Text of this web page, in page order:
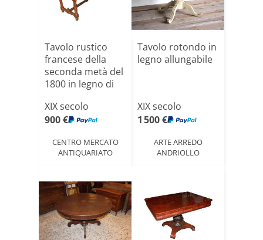
Tavolo rustico
francese della
seconda metà del
1800 in legno di
XIX secolo
900 €
CENTRO MERCATO
ANTIQUARIATO
Tavolo rotondo in
legno allungabile
XIX secolo
1 500 €
ARTE ARREDO
ANDRIOLLO